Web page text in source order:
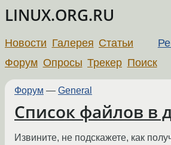
LINUX.ORG.RU
Новости Галерея Статьи
Форум Опросы Трекер Поиск
Форум — General
Список файлов в
Извините, не подскажете, как